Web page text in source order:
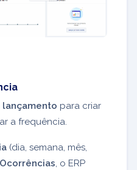
lançamento para criar
a frequência.
(dia, semana, mês,
Ocorrências, o ERP